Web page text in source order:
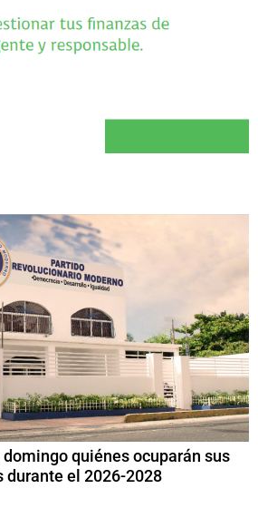
quiénes ocuparán sus
durante el 2026-2028